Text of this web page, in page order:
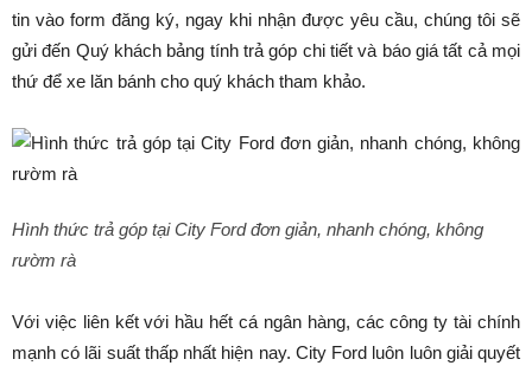
tin vào form đăng ký, ngay khi nhận được yêu cầu, chúng tôi sẽ
gửi đến Quý khách bảng tính trả góp chi tiết và báo giá tất cả mọi
thứ để xe lăn bánh cho quý khách tham khảo.
Hình thức trả góp tại City Ford đơn giản, nhanh chóng, không
rườm rà
Với việc liên kết với hầu hết cá ngân hàng, các công ty tài chính
mạnh có lãi suất thấp nhất hiện nay. City Ford luôn luôn giải quyết